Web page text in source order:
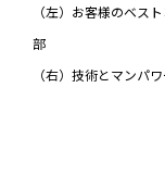
（左）お客様のベス
部
（右）技術とマンパ